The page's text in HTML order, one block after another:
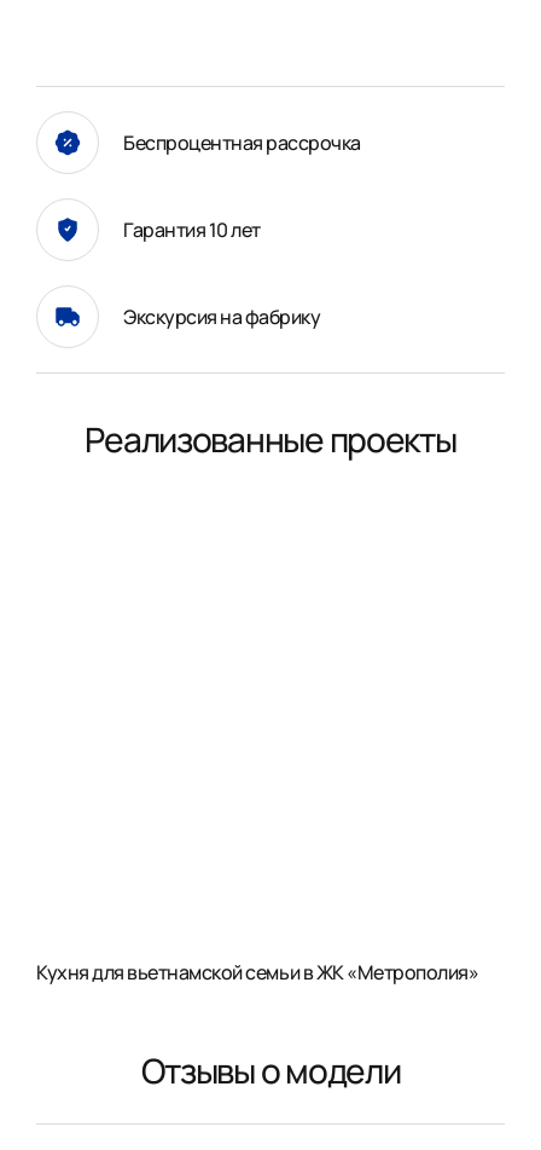
Беспроцентная рассрочка
Гарантия 10 лет
Экскурсия на фабрику
Реализованные проекты
Кухня для вьетнамской семьи в ЖК «Метрополия»
Отзывы о модели